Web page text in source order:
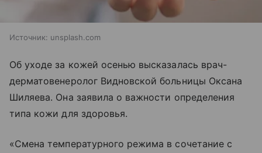
Источник: unsplash.com
Об уходе за кожей осенью высказалась врач-
дерматовенеролог Видновской больницы Оксана
Шиляева. Она заявила о важности определения
типа кожи для здоровья.
«Смена температурного режима в сочетание с